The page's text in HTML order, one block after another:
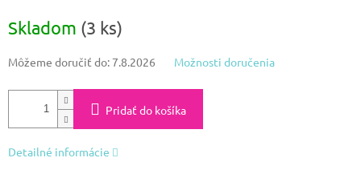
cena:
Skladom (3 ks)
Môžeme doručiť do: 7.8.2026 Možnosti doručenia
Pridať do košíka
Detailné informácie